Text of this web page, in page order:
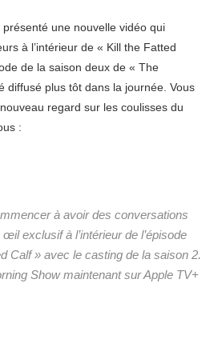
présenté une nouvelle vidéo qui
à l’intérieur de « Kill the Fatted
de la saison deux de « The
diffusé plus tôt dans la journée. Vous
regard sur les coulisses du
:
à avoir des conversations
exclusif à l’intérieur de l’épisode
Calf » avec le casting de la saison 2.
Show maintenant sur Apple TV+